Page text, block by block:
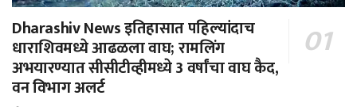
Dharashiv News इतिहासात पहिल्यांदाच
धाराशिवमध्ये आढळला वाघ; रामलिंग
अभयारण्यात सीसीटीव्हीमध्ये 3 वर्षांचा वाघ कैद,
वन विभाग अलर्ट